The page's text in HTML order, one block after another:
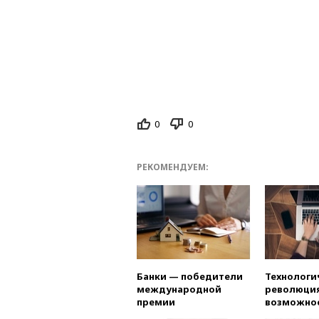
0 0
РЕКОМЕНДУЕМ:
Банки — победители
международной
премии